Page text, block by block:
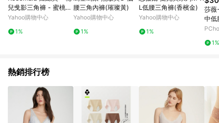
兒曵影三角褲 - 蜜桃粉
【72431-20】
Yahoo購物中心
1%
腰三角內褲(璀璨黃)
Yahoo購物中心
1%
L低腰三角褲(香檳金)
Yahoo購物中心
1%
莎薇
中低
搭
1%
熱銷排行榜